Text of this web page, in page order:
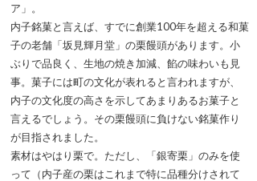
ア」。
内子銘菓と言えば、すでに創業100年を超える和菓
子の老舗「坂見輝月堂」の栗饅頭があります。小
ぶりで品良く、生地の焼き加減、餡の味わいも見
事。菓子には町の文化が表れると言われますが、
内子の文化度の高さを示してあまりあるお菓子と
言えるでしょう。その栗饅頭に負けない銘菓作り
が目指されました。
素材はやはり栗で。ただし、「銀寄栗」のみを使
って（内子産の栗はこれまで特に品種分けされて